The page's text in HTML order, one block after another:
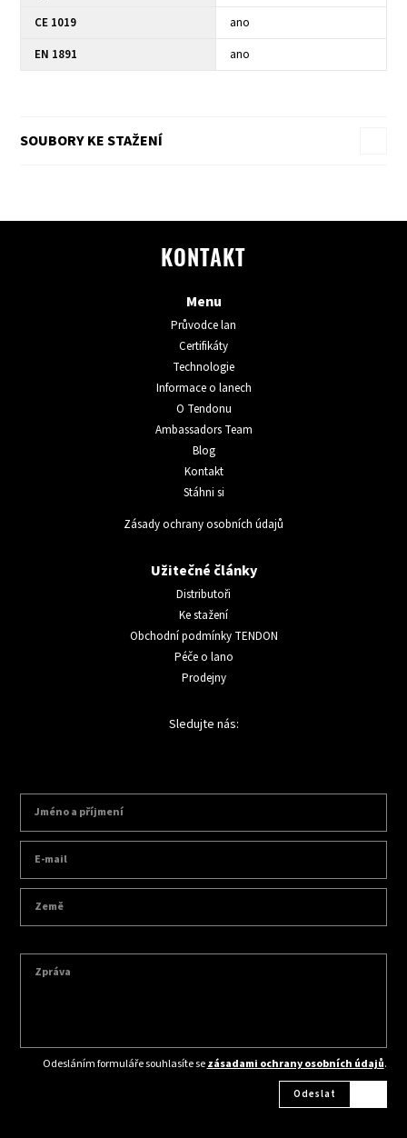
CE 1019
ano
EN 1891
ano
SOUBORY KE STAŽENÍ
KONTAKT
Menu
Průvodce lan
Certifikáty
Technologie
Informace o lanech
O Tendonu
Ambassadors Team
Blog
Kontakt
Stáhni si
Zásady ochrany osobních údajů
Užitečné články
Distributoři
Ke stažení
Obchodní podmínky TENDON
Péče o lano
Prodejny
Sledujte nás:
Odesláním formuláře souhlasíte sezásadami ochrany osobních údajů.
Odeslat